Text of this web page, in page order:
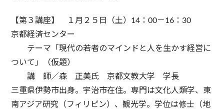
【第３講座】 １月２５日（土）14：00－16：30
京都経済センター
テーマ「現代の若者のマインドと人を生かす経営に
ついて」（仮題）
講 師／森 正美氏 京都文教大学 学長
三重県伊勢市出身。宇治市在住。専門は文化人類学、東
南アジア研究（フィリピン）、観光学。学位は修士（地